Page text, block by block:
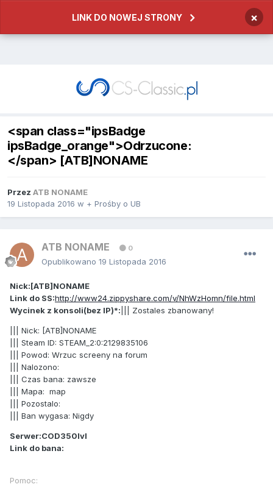
LINK DO NOWEJ STRONY ×
<span class="ipsBadge
ipsBadge_orange">Odrzucone:
</span> [ATB]NONAME
Przez ATB NONAME
19 Listopada 2016 w + Prośby o UB
ATB NONAME 0
Opublikowano 19 Listopada 2016
Nick:[ATB]NONAME
Link do SS:http://www24.zippyshare.com/v/NhWzHomn/file.html
Wycinek z konsoli(bez IP)*: ||| Zostales zbanowany!
||| Nick: [ATB]NONAME
||| Steam ID: STEAM_2:0:2129835106
||| Powod: Wrzuc screeny na forum
||| Nalozono:
||| Czas bana: zawsze
||| Mapa: map
||| Pozostalo:
||| Ban wygasa: Nigdy
Serwer:COD350lvl
Link do bana:
Pomoc: